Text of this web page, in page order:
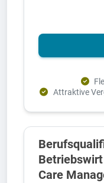
Attraktive
Care